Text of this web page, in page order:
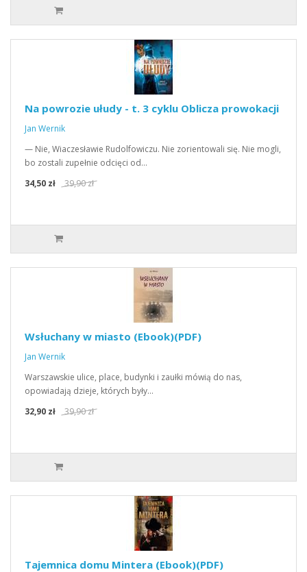
Na powrozie ułudy - t. 3 cyklu Oblicza prowokacji
Jan Wernik
— Nie, Wiaczesławie Rudolfowiczu. Nie zorientowali się. Nie mogli,
bo zostali zupełnie odcięci od…
34,50 zł
39,90 zł
Wsłuchany w miasto (Ebook)(PDF)
Jan Wernik
Warszawskie ulice, place, budynki i zaułki mówią do nas,
opowiadają dzieje, których były…
32,90 zł
39,90 zł
Tajemnica domu Mintera (Ebook)(PDF)